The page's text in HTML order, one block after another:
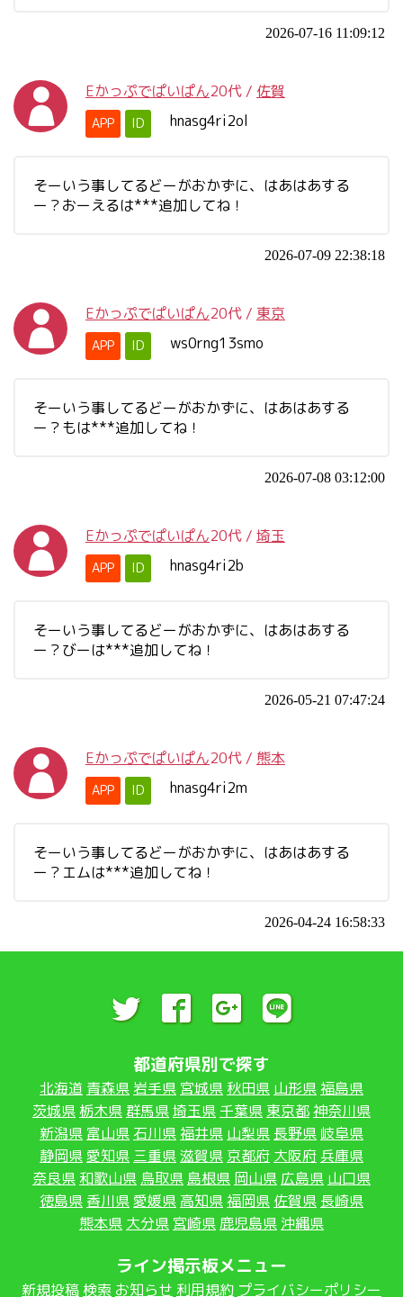
2026-07-16 11:09:12
Eかっぷでぱいぱん20代 / 佐賀
APP ID hnasg4ri2ol
そーいう事してるどーがおかずに、はあはあする
ー？おーえるは***追加してね！
2026-07-09 22:38:18
Eかっぷでぱいぱん20代 / 東京
APP ID ws0rng13smo
そーいう事してるどーがおかずに、はあはあする
ー？もは***追加してね！
2026-07-08 03:12:00
Eかっぷでぱいぱん20代 / 埼玉
APP ID hnasg4ri2b
そーいう事してるどーがおかずに、はあはあする
ー？びーは***追加してね！
2026-05-21 07:47:24
Eかっぷでぱいぱん20代 / 熊本
APP ID hnasg4ri2m
そーいう事してるどーがおかずに、はあはあする
ー？エムは***追加してね！
2026-04-24 16:58:33
都道府県別で探す
北海道 青森県 岩手県 宮城県 秋田県 山形県福島県
茨城県 栃木県群馬県埼玉県 千葉県 東京都神奈川県
新潟県 富山県 石川県福井県 山梨県 長野県 岐阜県
静岡県愛知県 三重県滋賀県 京都府 大阪府 兵庫県
奈良県 和歌山県 鳥取県 島根県 岡山県 広島県 山口県
徳島県 香川県愛媛県 高知県福岡県 佐賀県 長崎県
熊本県 大分県 宮崎県 鹿児島県 沖縄県
ライン掲示板メニュー
新規投稿 検索 お知らせ 利用規約 プライバシーポリシー